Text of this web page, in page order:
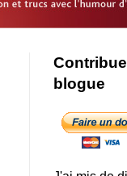
blogue